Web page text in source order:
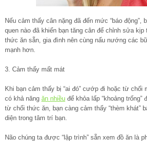
Nếu cảm thấy cân nặng đã đến mức “báo động”,
quen nào đã khiến bạn tăng cân để chỉnh sửa
thức ăn sẵn, gia đình nên cùng nấu nướng các
mạnh hơn.
3. Cảm thấy mất mát
Khi bạn cảm thấy bị “ai đó” cướp đi hoặc từ chối
có khả năng ăn nhiều để khỏa lấp “khoảng trống”
từ chối thức ăn, bạn càng cảm thấy “thèm khát”
diện trong tâm trí bạn.
Não chúng ta được “lập trình” sẵn xem đồ ăn là